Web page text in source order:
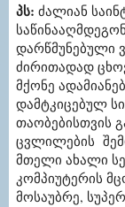
პს: ძალიან
დარწმუნებული
ძირითადად
მქონე
დამტკიცებულ
თაობებისთვის
ცვლილების
მთელი ახალი
კომპიუტერის
მოსაუბრე,